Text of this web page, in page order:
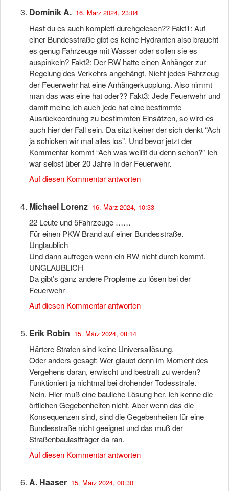
Dominik A. 16. März 2024, 23:04
Hast du es auch komplett durchgelesen?? Fakt1: Auf
einer Bundesstraße gibt es keine Hydranten also braucht
es genug Fahrzeuge mit Wasser oder sollen sie es
auspinkeln? Fakt2: Der RW hatte einen Anhänger zur
Regelung des Verkehrs angehängt. Nicht jedes Fahrzeug
der Feuerwehr hat eine Anhängerkupplung. Also nimmt
man das was eine hat oder?? Fakt3: Jede Feuerwehr und
damit meine ich auch jede hat eine bestimmte
Ausrückeordnung zu bestimmten Einsätzen, so wird es
auch hier der Fall sein. Da sitzt keiner der sich denkt “Ach
ja schicken wir mal alles los”. Und bevor jetzt der
Kommentar kommt “Ach was weißt du denn schon?” Ich
war selbst über 20 Jahre in der Feuerwehr.
Auf diesen Kommentar antworten
Michael Lorenz 16. März 2024, 10:33
22 Leute und 5Fahrzeuge ……
Für einen PKW Brand auf einer Bundesstraße.
Unglaublich
Und dann aufregen wenn ein RW nicht durch kommt.
UNGLAUBLICH
Da gibt’s ganz andere Propleme zu lösen bei der
Feuerwehr
Auf diesen Kommentar antworten
Erik Robin 15. März 2024, 08:14
Härtere Strafen sind keine Universallösung.
Oder anders gesagt: Wer glaubt denn im Moment des
Vergehens daran, erwischt und bestraft zu werden?
Funktioniert ja nichtmal bei drohender Todesstrafe.
Nein. Hier muß eine bauliche Lösung her. Ich kenne die
örtlichen Gegebenheiten nicht. Aber wenn das die
Konsequenzen sind, sind die Gegebenheiten für eine
Bundesstraße nicht geeignet und das muß der
Straßenbaulastträger da ran.
Auf diesen Kommentar antworten
A. Haaser 15. März 2024, 00:30